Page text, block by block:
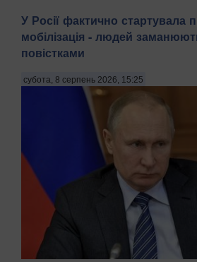
У Росії фактично стартувала
мобілізація - людей
повістками
субота, 8 серпень 2026, 15:25